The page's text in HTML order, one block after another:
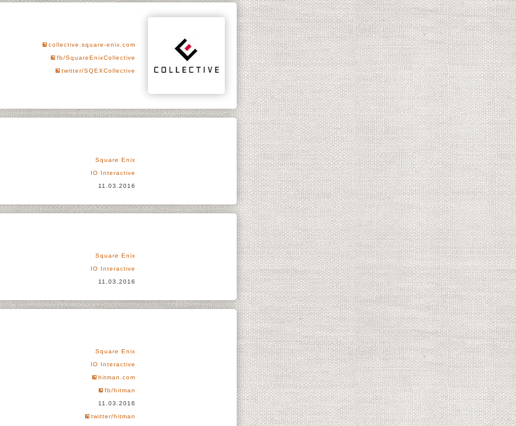
collective.square-enix.com
fb/SquareEnixCollective
twitter/SQEXCollective
Square Enix
IO Interactive
11.03.2016
Square Enix
IO Interactive
11.03.2016
Square Enix
IO Interactive
hitman.com
fb/hitman
11.03.2016
twitter/hitman